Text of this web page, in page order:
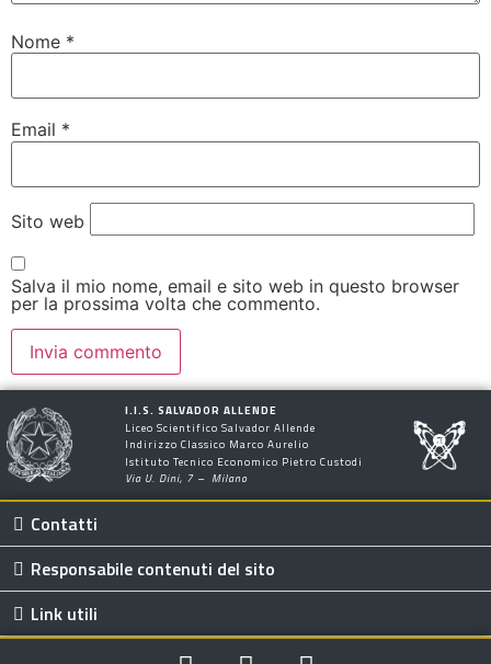
Nome *
Email *
Sito web
Salva il mio nome, email e sito web in questo browser
per la prossima volta che commento.
I.I.S. SALVADOR ALLENDE
Liceo Scientifico Salvador Allende
Indirizzo Classico Marco Aurelio
Istituto Tecnico Economico Pietro Custodi
Via U. Dini, 7 – Milano
Contatti
Responsabile contenuti del sito
Link utili